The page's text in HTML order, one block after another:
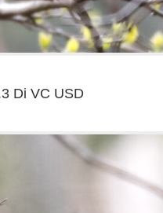
Di VC USD